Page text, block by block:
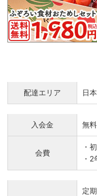
配達エリア 日
入会金 無
会費
・
・
定